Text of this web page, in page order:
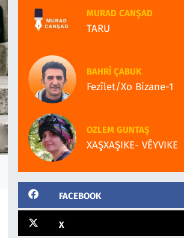
MURAD CANŞAD
TARU
BAHRÎ ÇABUK
Fezîlet/Xo Bizane-1
OZLEM GUNTAŞ
XAŞXAŞIKE- VÊYVIKE
FACEBOOK
X